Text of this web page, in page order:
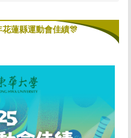
蓮縣運動會佳績🎊